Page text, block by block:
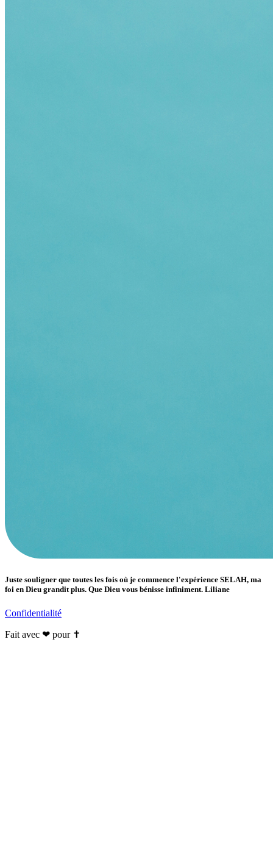
Juste souligner que toutes les fois où je commence l'expérience SELAH, ma
foi en Dieu grandit plus. Que Dieu vous bénisse infiniment. Liliane
Confidentialité
Fait avec ❤ pour ✝️️